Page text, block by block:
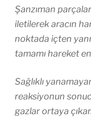
Şanzıman
iletilerek aracın
noktada içten
tamamı hareket
Sağlıklı
reaksiyonun
gazlar ortaya